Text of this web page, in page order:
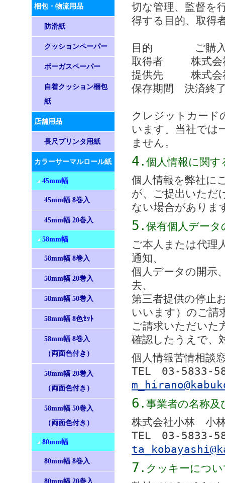
梱包・物流用品
防滑紙
クッションペーパー
ボーガスペーパー
自着クッション梱包
紙
店舗用品
長尺プリンタ用紙
カラーサーマルロール紙
45mm幅
45mm幅 8巻入
45mm幅 20巻入
58mm幅
58mm幅 8巻入
58mm幅 20巻入
58mm幅 50巻入
58mm幅 8色ｾｯﾄ
58mm幅 8巻入
（両面色付き）
58mm幅 20巻入
（両面色付き）
58mm幅 50巻入
（両面色付き）
80mm幅
80mm幅 8巻入
80mm幅 20巻入
切な管理、監督を
得する目的、取得
目的 ご購入い
取得者 株式会
提供先 株式会
保存期間 決済終
クレジットカード
います。当社では
ません。
4 .個人情報に関
個人情報を弊社に
が、ご提出いただ
ない場合がありま
5 .保有個人デー
ご本人または代理
通知、
個人データの開示
去、
第三者提供の停止
いいます）のご請
ご請求いただいた
確認したうえで、
個人情報苦情相
TEL 03-5833-
6 .事業者の名称及
株式会社小林 小
TEL 03-5833-
7 .クッキーにつ